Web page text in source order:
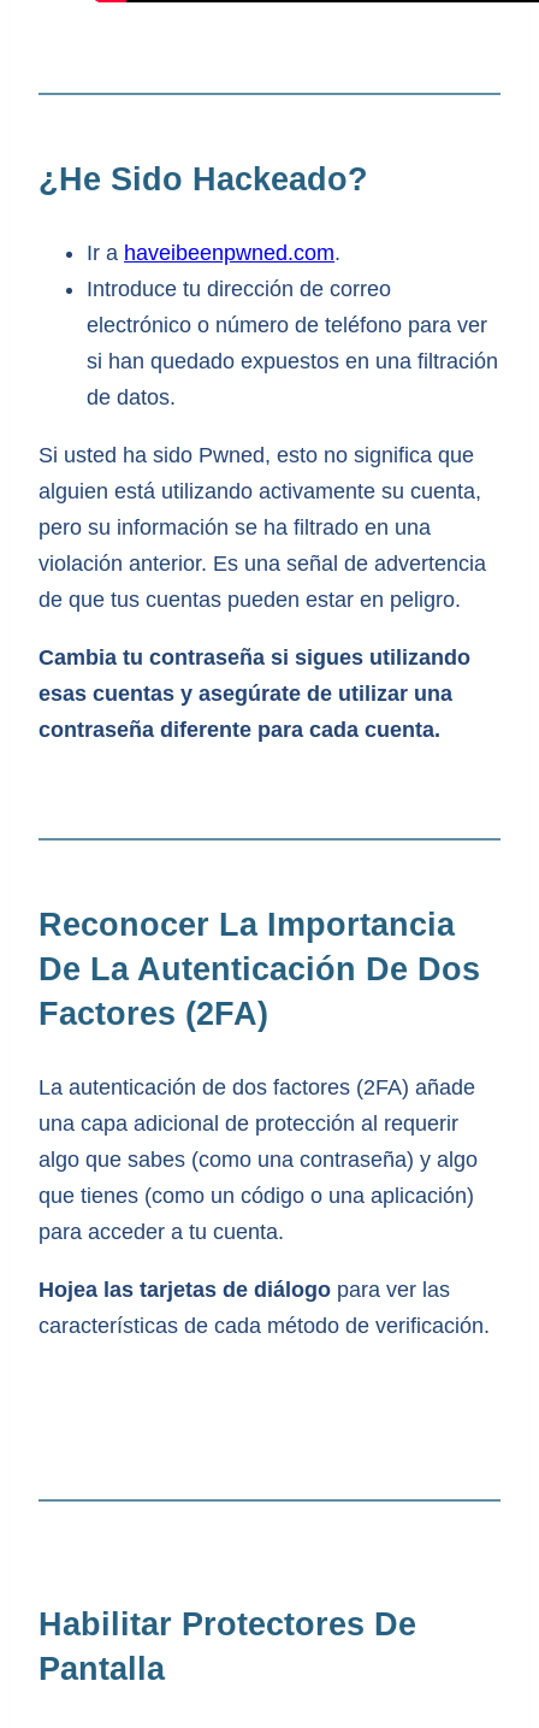
¿He Sido Hackeado?
Ir a haveibeenpwned.com.
Introduce tu dirección de correo
electrónico o número de teléfono para ver
si han quedado expuestos en una filtración
de datos.
Si usted ha sido Pwned, esto no significa que
alguien está utilizando activamente su cuenta,
pero su información se ha filtrado en una
violación anterior. Es una señal de advertencia
de que tus cuentas pueden estar en peligro.
Cambia tu contraseña si sigues utilizando
esas cuentas y asegúrate de utilizar una
contraseña diferente para cada cuenta.
Reconocer La Importancia
De La Autenticación De Dos
Factores (2FA)
La autenticación de dos factores (2FA) añade
una capa adicional de protección al requerir
algo que sabes (como una contraseña) y algo
que tienes (como un código o una aplicación)
para acceder a tu cuenta.
Hojea las tarjetas de diálogo para ver las
características de cada método de verificación.
Habilitar Protectores De
Pantalla